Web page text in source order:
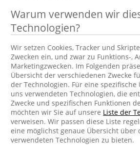
Warum verwenden wir
Technologien?
Wir setzen Cookies, Tracker und
Zwecken ein, und zwar zu Funktions-,
Marketingzwecken. Im Folgenden
Übersicht der verschiedenen Zwecke
der Technologien. Für eine
uns verwendeten Technologien, die
Zwecke und spezifischen Funktionen
möchten wir Sie auf unsere Liste der
verweisen. Wir passen diese Liste
eine möglichst genaue Übersicht über
verwendeten Technologien zu bieten.